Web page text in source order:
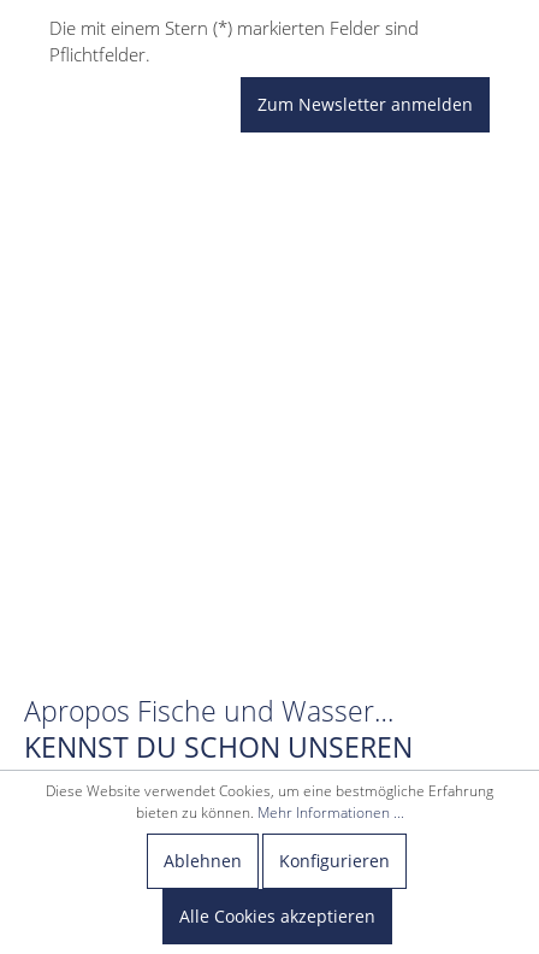
Die mit einem Stern (*) markierten Felder sind
Pflichtfelder.
Zum Newsletter anmelden
Apropos Fische und Wasser…
KENNST DU SCHON UNSEREN
YOUTUBE-KANAL?
JETZT YOUTUBE-KANAL ENTDECKEN!
Diese Website verwendet Cookies, um eine bestmögliche Erfahrung
bieten zu können. Mehr Informationen ...
Ablehnen Konfigurieren
Alle Cookies akzeptieren